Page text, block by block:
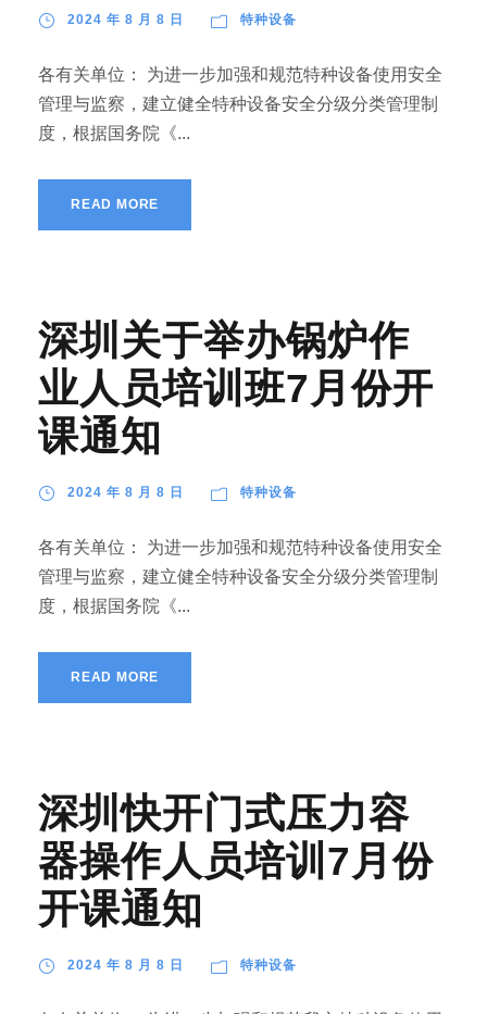
2024 年 8 月 8 日 特种设备
各有关单位： 为进一步加强和规范特种设备使用安全
管理与监察，建立健全特种设备安全分级分类管理制
度，根据国务院《...
READ MORE
深圳关于举办锅炉作
业人员培训班7月份开
课通知
2024 年 8 月 8 日 特种设备
各有关单位： 为进一步加强和规范特种设备使用安全
管理与监察，建立健全特种设备安全分级分类管理制
度，根据国务院《...
READ MORE
深圳快开门式压力容
器操作人员培训7月份
开课通知
2024 年 8 月 8 日 特种设备